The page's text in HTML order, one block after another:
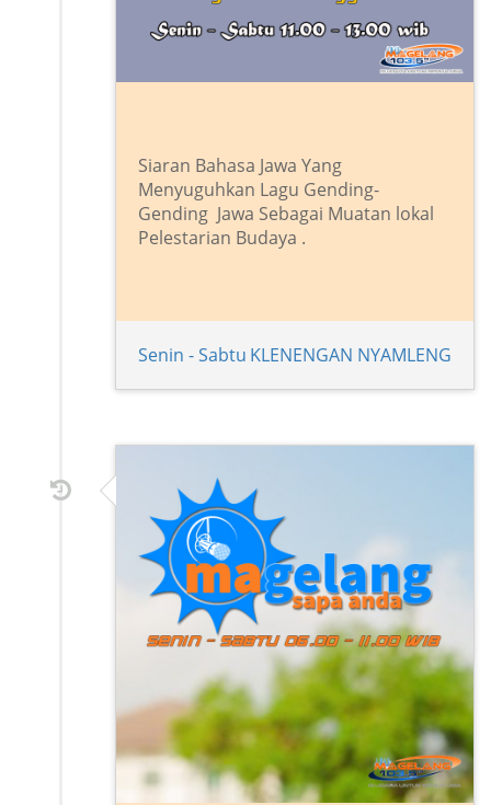
Siaran Bahasa Jawa Yang
Menyuguhkan Lagu Gending-
Gending Jawa Sebagai Muatan lokal
Pelestarian Budaya .
Senin - Sabtu KLENENGAN NYAMLENG